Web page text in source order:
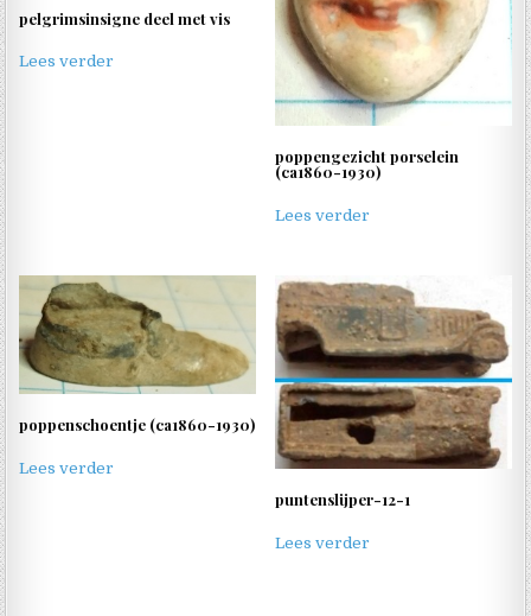
pelgrimsinsigne deel met vis
Lees verder
poppengezicht porselein
(ca1860-1930)
Lees verder
poppenschoentje (ca1860-1930)
Lees verder
puntenslijper-12-1
Lees verder